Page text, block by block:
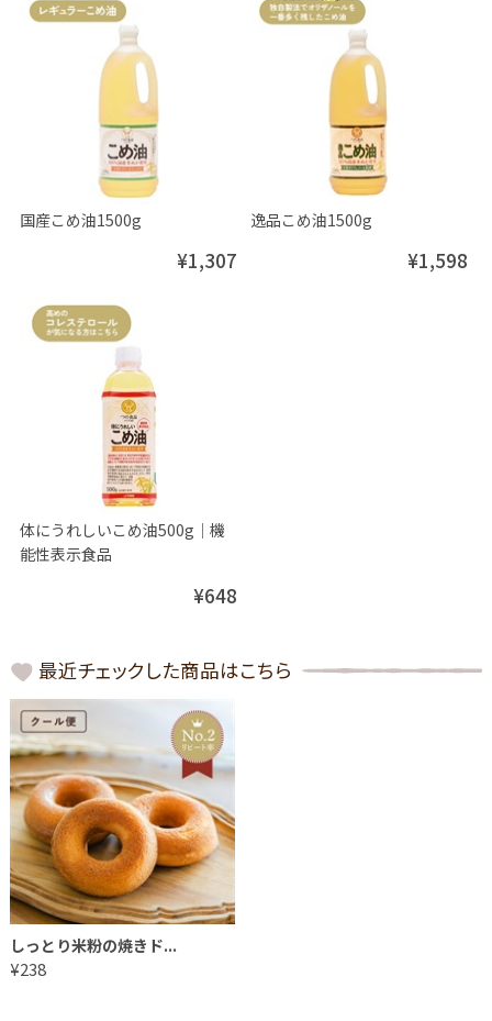
国産こめ油1500g
¥1,307
逸品こめ油1500g
¥1,598
体にうれしいこめ油500g│機
能性表示食品
¥648
最近チェックした商品はこちら
しっとり米粉の焼きド...
¥238